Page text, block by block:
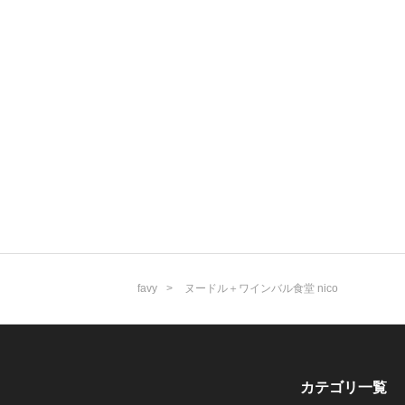
favy ヌードル＋ワインバル食堂 nico
カテゴリ一覧